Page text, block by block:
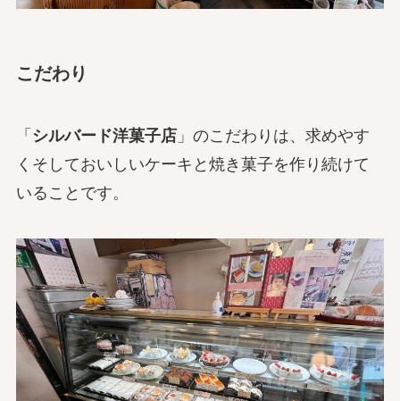
こだわり
「 シルバード洋菓子店」のこだわりは、求めやす
くそしておいしいケーキと焼き菓子を作り続けて
いることです。